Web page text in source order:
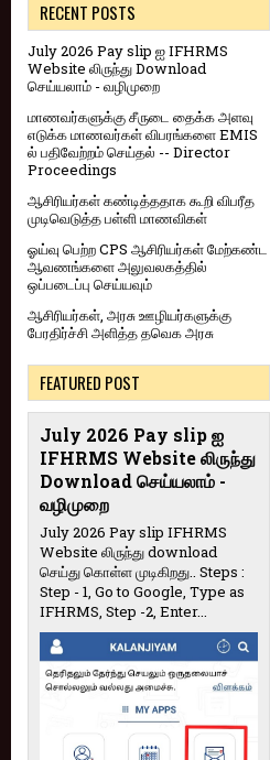
RECENT POSTS
July 2026 Pay slip ஐ IFHRMS
Website லிருந்து Download
செய்யலாம் - வழிமுறை
மாணவர்களுக்கு சீருடை தைக்க அளவு
எடுக்க மாணவர்கள் விபரங்களை EMIS
ல் பதிவேற்றம் செய்தல் -- Director
Proceedings
ஆசிரியர்கள் கண்டித்ததாக கூறி விபரீத
முடிவெடுத்த பள்ளி மாணவிகள்
ஓய்வு பெற்ற CPS ஆசிரியர்கள் மேற்கண்ட
ஆவணங்களை அலுவலகத்தில்
ஒப்படைப்பு செய்யவும்
ஆசிரியர்கள், அரசு ஊழியர்களுக்கு
பேரதிர்ச்சி அளித்த தவெக அரசு
FEATURED POST
July 2026 Pay slip ஐ
IFHRMS Website லிருந்து
Download செய்யலாம் -
வழிமுறை
July 2026 Pay slip IFHRMS
Website லிருந்து download
செய்து கொள்ள முடிகிறது.. Steps :
Step - 1, Go to Google, Type as
IFHRMS, Step -2, Enter...